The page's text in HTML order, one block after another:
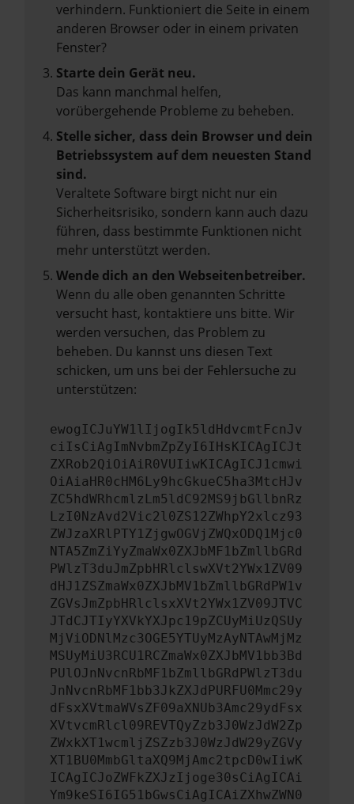
verhindern. Funktioniert die Seite in einem
anderen Browser oder in einem privaten
Fenster?
Starte dein Gerät neu.
Das kann manchmal helfen,
vorübergehende Probleme zu beheben.
Stelle sicher, dass dein Browser und dein
Betriebssystem auf dem neuesten Stand
sind.
Veraltete Software birgt nicht nur ein
Sicherheitsrisiko, sondern kann auch dazu
führen, dass bestimmte Funktionen nicht
mehr unterstützt werden.
Wende dich an den Webseitenbetreiber.
Wenn du alle oben genannten Schritte
versucht hast, kontaktiere uns bitte. Wir
werden versuchen, das Problem zu
beheben. Du kannst uns diesen Text
schicken, um uns bei der Fehlersuche zu
unterstützen:
ewogICJuYW1lIjogIk5ldHdvcmtFcnJv
ciIsCiAgImNvbmZpZyI6IHsKICAgICJt
ZXRob2QiOiAiR0VUIiwKICAgICJ1cmwi
OiAiaHR0cHM6Ly9hcGkueC5ha3MtcHJv
ZC5hdWRhcmlzLm5ldC92MS9jbGllbnRz
LzI0NzAvd2Vic2l0ZS12ZWhpY2xlcz93
ZWJzaXRlPTY1ZjgwOGVjZWQxODQ1Mjc0
NTA5ZmZiYyZmaWx0ZXJbMF1bZmllbGRd
PWlzT3duJmZpbHRlclswXVt2YWx1ZV09
dHJ1ZSZmaWx0ZXJbMV1bZmllbGRdPW1v
ZGVsJmZpbHRlclsxXVt2YWx1ZV09JTVC
JTdCJTIyYXVkYXJpc19pZCUyMiUzQSUy
MjViODNlMzc3OGE5YTUyMzAyNTAwMjMz
MSUyMiU3RCU1RCZmaWx0ZXJbMV1bb3Bd
PUlOJnNvcnRbMF1bZmllbGRdPWlzT3du
JnNvcnRbMF1bb3JkZXJdPURFU0Mmc29y
dFsxXVtmaWVsZF09aXNUb3Amc29ydFsx
XVtvcmRlcl09REVTQyZzb3J0WzJdW2Zp
ZWxkXT1wcmljZSZzb3J0WzJdW29yZGVy
XT1BU0MmbGltaXQ9MjAmc2tpcD0wIiwK
ICAgICJoZWFkZXJzIjoge30sCiAgICAi
Ym9keSI6IG51bGwsCiAgICAiZXhwZWN0